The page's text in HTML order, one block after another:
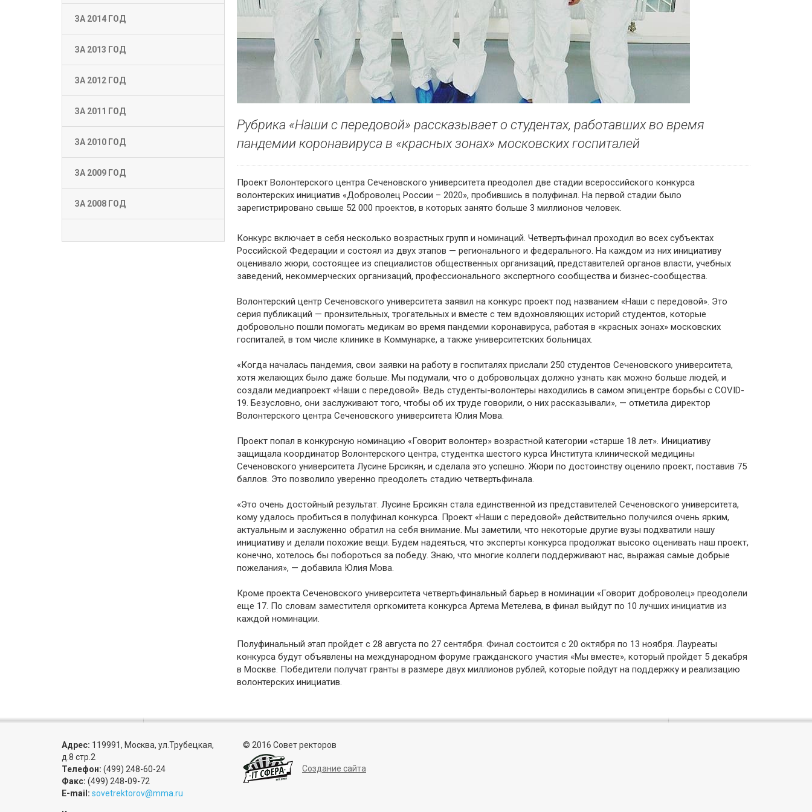
ЗА 2014 ГОД
ЗА 2013 ГОД
ЗА 2012 ГОД
ЗА 2011 ГОД
ЗА 2010 ГОД
ЗА 2009 ГОД
ЗА 2008 ГОД
Рубрика «Наши с передовой» рассказывает о студентах, работавших во время
пандемии коронавируса в «красных зонах» московских госпиталей
Проект Волонтерского центра Сеченовского университета преодолел две стадии всероссийского конкурса
волонтерских инициатив «Доброволец России – 2020», пробившись в полуфинал. На первой стадии было
зарегистрировано свыше 52 000 проектов, в которых занято больше 3 миллионов человек.
Конкурс включает в себя несколько возрастных групп и номинаций. Четвертьфинал проходил во всех субъектах
Российской Федерации и состоял из двух этапов — регионального и федерального. На каждом из них инициативу
оценивало жюри, состоящее из специалистов общественных организаций, представителей органов власти, учебных
заведений, некоммерческих организаций, профессионального экспертного сообщества и бизнес-сообщества.
Волонтерский центр Сеченовского университета заявил на конкурс проект под названием «Наши с передовой». Это
серия публикаций — пронзительных, трогательных и вместе с тем вдохновляющих историй студентов, которые
добровольно пошли помогать медикам во время пандемии коронавируса, работая в «красных зонах» московских
госпиталей, в том числе клинике в Коммунарке, а также университетских больницах.
«Когда началась пандемия, свои заявки на работу в госпиталях прислали 250 студентов Сеченовского университета,
хотя желающих было даже больше. Мы подумали, что о добровольцах должно узнать как можно больше людей, и
создали медиапроект «Наши с передовой». Ведь студенты-волонтеры находились в самом эпицентре борьбы с COVID-
19. Безусловно, они заслуживают того, чтобы об их труде говорили, о них рассказывали», — отметила директор
Волонтерского центра Сеченовского университета Юлия Мова.
Проект попал в конкурсную номинацию «Говорит волонтер» возрастной категории «старше 18 лет». Инициативу
защищала координатор Волонтерского центра, студентка шестого курса Института клинической медицины
Сеченовского университета Лусине Брсикян, и сделала это успешно. Жюри по достоинству оценило проект, поставив 75
баллов. Это позволило уверенно преодолеть стадию четвертьфинала.
«Это очень достойный результат. Лусине Брсикян стала единственной из представителей Сеченовского университета,
кому удалось пробиться в полуфинал конкурса. Проект «Наши с передовой» действительно получился очень ярким,
актуальным и заслуженно обратил на себя внимание. Мы заметили, что некоторые другие вузы подхватили нашу
инициативу и делали похожие вещи. Будем надеяться, что эксперты конкурса продолжат высоко оценивать наш проект,
конечно, хотелось бы побороться за победу. Знаю, что многие коллеги поддерживают нас, выражая самые добрые
пожелания», — добавила Юлия Мова.
Кроме проекта Сеченовского университета четвертьфинальный барьер в номинации «Говорит доброволец» преодолели
еще 17. По словам заместителя оргкомитета конкурса Артема Метелева, в финал выйдут по 10 лучших инициатив из
каждой номинации.
Полуфинальный этап пройдет с 28 августа по 27 сентября. Финал состоится с 20 октября по 13 ноября. Лауреаты
конкурса будут объявлены на международном форуме гражданского участия «Мы вместе», который пройдет 5 декабря
в Москве. Победители получат гранты в размере двух миллионов рублей, которые пойдут на поддержку и реализацию
волонтерских инициатив.
Адрес: 119991, Москва, ул.Трубецкая,
д.8 стр.2
Телефон: (499) 248-60-24
Факс: (499) 248-09-72
E-mail: sovetrektorov@mma.ru
© 2016 Совет ректоров
Создание сайта